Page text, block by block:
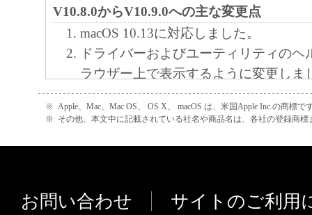
ェア」の使用に起因または関連してお客様
に生じたいかなる紛争についても、一切責
のとします。
(1) 本契約書は、お客様が、『同意』を示
クリックした時点、または「本ソフトウェ
ールした時点で発効し、下記(2)または(3)
てを廃棄および消去することにより、本契
V10.8.0からV10.9.0への主な変更点
macOS 10.13に対応しました。
ドライバーおよびユーティリティのヘ
ラウザー上で表示するように変更しま
V10.7.0からV10.8.0への主な変更点
MF632Cdw/ MF634Cdw、MF731Cdw/
MF735Cdwに対応しました。
Mac OS X 10.6を非サポートとしまし
※ Apple、Mac、Mac OS、 OS X、 macOS は、米国Apple Inc.の商標で
※ その他、本文中に記載されている社名や商品名は、各社の登録商標
お問い合わせ サイトのご利用